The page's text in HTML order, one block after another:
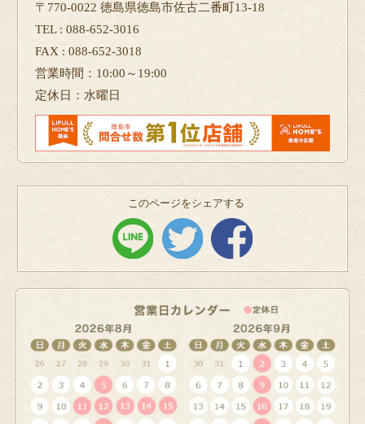
〒770-0022 徳島県徳島市佐古二番町13-18
TEL : 088-652-3016
FAX : 088-652-3018
営業時間：10:00～19:00
定休日：水曜日
このページをシェアする